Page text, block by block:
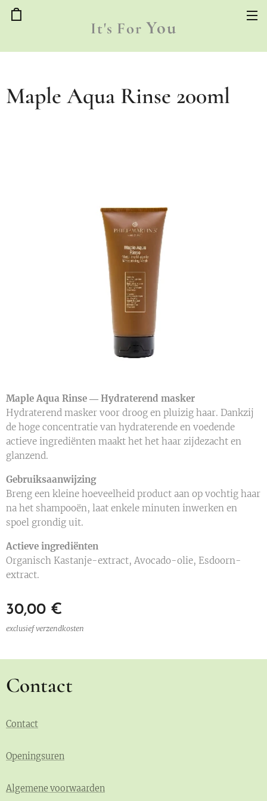
It's For You
Maple Aqua Rinse 200ml
Maple Aqua Rinse ― Hydraterend masker
Hydraterend masker voor droog en pluizig haar. Dankzij
de hoge concentratie van hydraterende en voedende
actieve ingrediënten maakt het het haar zijdezacht en
glanzend.
Gebruiksaanwijzing
Breng een kleine hoeveelheid product aan op vochtig haar
na het shampooën, laat enkele minuten inwerken en
spoel grondig uit.
Actieve ingrediënten
Organisch Kastanje-extract, Avocado-olie, Esdoorn-
extract.
30,00 €
exclusief verzendkosten
Contact
Contact
Openingsuren
Algemene voorwaarden